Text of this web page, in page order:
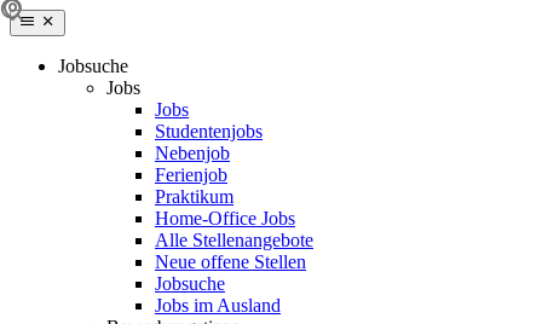
Jobsuche
Jobs
Jobs
Studentenjobs
Nebenjob
Ferienjob
Praktikum
Home-Office Jobs
Alle Stellenangebote
Neue offene Stellen
Jobsuche
Jobs im Ausland